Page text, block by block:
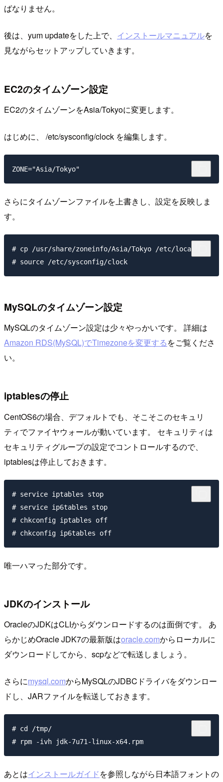
ばなりません。
後は、yum updateをした上で、 インストールマニュアルを
見ながらセットアップしていきます。
EC2のタイムゾーン設定
EC2のタイムゾーンをAsia/Tokyoに変更します。
はじめに、 /etc/sysconfig/clock を編集します。
さらにタイムゾーンファイルを上書きし、設定を反映しま
す。
# cp /usr/share/zoneinfo/Asia/Tokyo /etc/localtime
MySQLのタイムゾーン設定
MySQLのタイムゾーン設定は少々やっかいです。 詳細は
Amazon RDS(MySQL)でTimezoneを変更するをご覧くださ
い。
iptablesの停止
CentOS6の場合、デフォルトでも、そこそこのセキュリ
ティでファイヤウォールが動いています。 セキュリティは
セキュリティグループの設定でコントロールするので、
iptablesは停止しておきます。
# service iptables stop
# service ip6tables stop
# chkconfig iptables off
唯一ハマった部分です。
JDKのインストール
OracleのJDKはCLIからダウンロードするのは面倒です。 あ
らかじめOracle JDK7の最新版はoracle.comからローカルに
ダウンロードしてから、scpなどで転送しましょう。
さらにmysql.comからMySQLのJDBCドライバをダウンロー
ドし、JARファイルを転送しておきます。
# cd /tmp/
あとはインストールガイドを参照しながら日本語フォントの